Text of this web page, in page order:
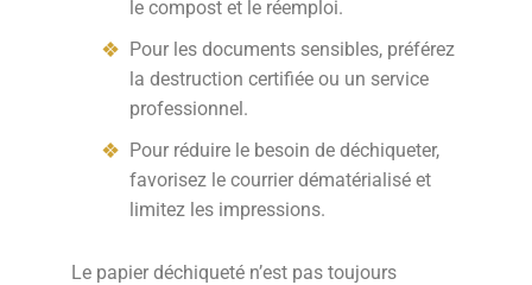
le compost et le réemploi.
Pour les documents sensibles, préférez
la destruction certifiée ou un service
professionnel.
Pour réduire le besoin de déchiqueter,
favorisez le courrier dématérialisé et
limitez les impressions.
Le papier déchiqueté n’est pas toujours